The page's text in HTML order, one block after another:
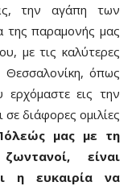
την αγάπη των
της παραμονής μας
με τις καλύτερες
Θεσσαλονίκη, όπως
εις την
διάφορες ομιλίες
μας με τη
είναι
η ευκαιρία να